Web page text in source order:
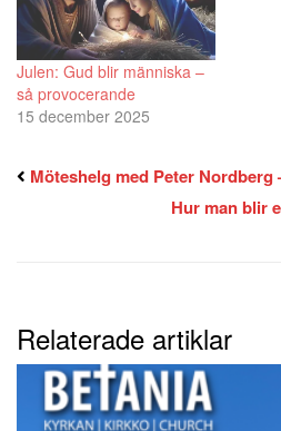
Julen: Gud blir människa –
så provocerande
15 december 2025
Möteshelg med Peter Nordberg
Hur man blir
Relaterade artiklar